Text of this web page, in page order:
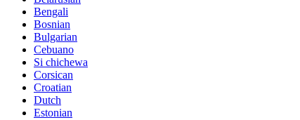
Bengali
Bosnian
Bulgarian
Cebuano
Si chichewa
Corsican
Croatian
Dutch
Estonian